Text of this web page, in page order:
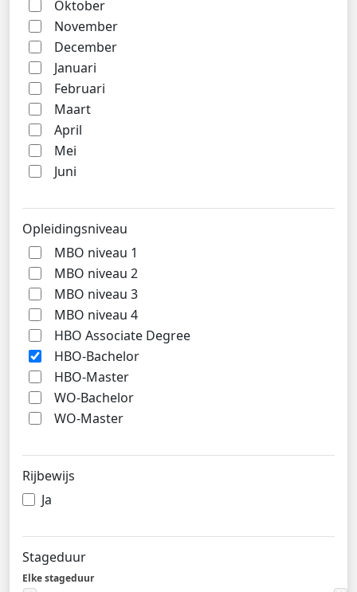
Oktober
November
December
Januari
Februari
Maart
April
Mei
Juni
Opleidingsniveau
MBO niveau 1
MBO niveau 2
MBO niveau 3
MBO niveau 4
HBO Associate Degree
HBO-Bachelor
HBO-Master
WO-Bachelor
WO-Master
Rijbewijs
Ja
Stageduur
Elke stageduur